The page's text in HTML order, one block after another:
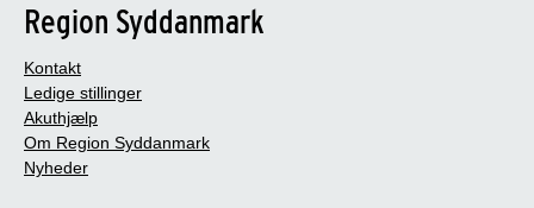
Region Syddanmark
Kontakt
Ledige stillinger
Akuthjælp
Om Region Syddanmark
Nyheder